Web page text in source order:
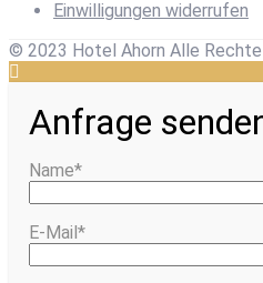
Einwilligungen widerrufen
© 2023 Hotel Ahorn Alle
Anfrage
Name*
E-Mail*